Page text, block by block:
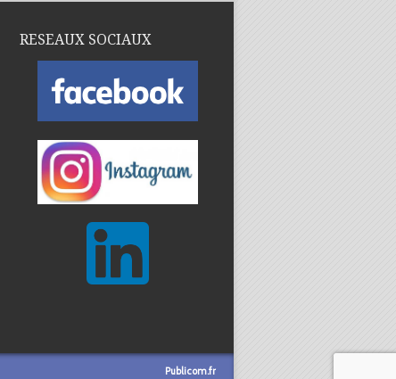
RESEAUX SOCIAUX
Publicom.fr